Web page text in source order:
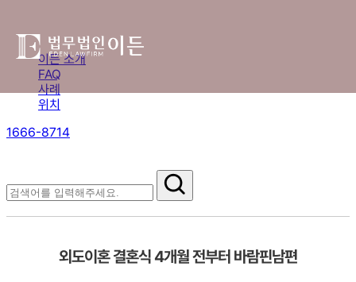
이든 소개
FAQ
사례
위치
1666-8714
외도이혼 결혼식 4개월 전부터 바람핀남편